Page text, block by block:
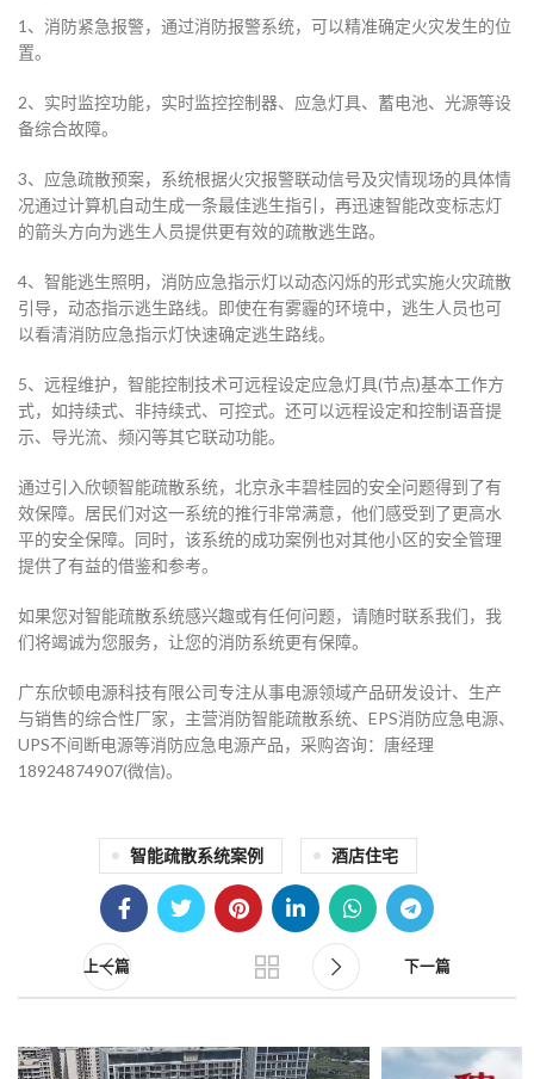
1、消防紧急报警，通过消防报警系统，可以精准确定火灾发生的位
置。
2、实时监控功能，实时监控控制器、应急灯具、蓄电池、光源等设
备综合故障。
3、应急疏散预案，系统根据火灾报警联动信号及灾情现场的具体情
况通过计算机自动生成一条最佳逃生指引，再迅速智能改变标志灯
的箭头方向为逃生人员提供更有效的疏散逃生路。
4、智能逃生照明，消防应急指示灯以动态闪烁的形式实施火灾疏散
引导，动态指示逃生路线。即使在有雾霾的环境中，逃生人员也可
以看清消防应急指示灯快速确定逃生路线。
5、远程维护，智能控制技术可远程设定应急灯具(节点)基本工作方
式，如持续式、非持续式、可控式。还可以远程设定和控制语音提
示、导光流、频闪等其它联动功能。
通过引入欣顿智能疏散系统，北京永丰碧桂园的安全问题得到了有
效保障。居民们对这一系统的推行非常满意，他们感受到了更高水
平的安全保障。同时，该系统的成功案例也对其他小区的安全管理
提供了有益的借鉴和参考。
如果您对智能疏散系统感兴趣或有任何问题，请随时联系我们，我
们将竭诚为您服务，让您的消防系统更有保障。
广东欣顿电源科技有限公司专注从事电源领域产品研发设计、生产
与销售的综合性厂家，主营消防智能疏散系统、EPS消防应急电源、
UPS不间断电源等消防应急电源产品，采购咨询：唐经理
18924874907(微信)。
智能疏散系统案例 酒店住宅
上一篇 下一篇
9月